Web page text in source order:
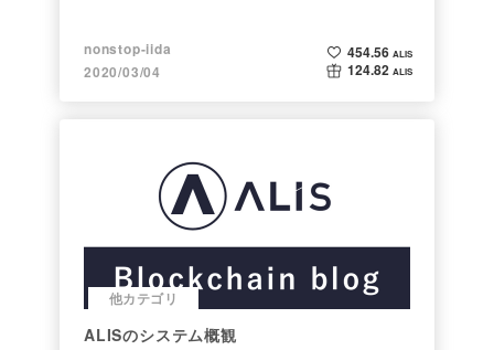
nonstop-iida
2020/03/04
454.56 ALIS
124.82 ALIS
他カテゴリ
ALISのシステム概観